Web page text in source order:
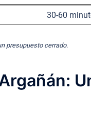
30-60
presupuesto cerrado.